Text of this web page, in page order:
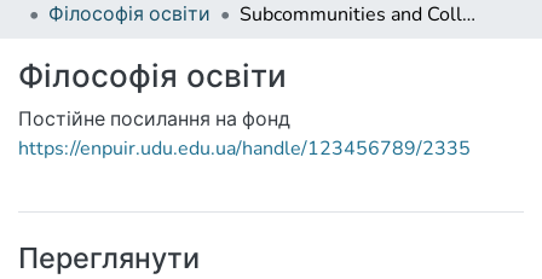
Філософія освіти
Subcommunities and Collections
Філософія освіти
Постійне посилання на фонд
https://enpuir.udu.edu.ua/handle/123456789/2335
Переглянути